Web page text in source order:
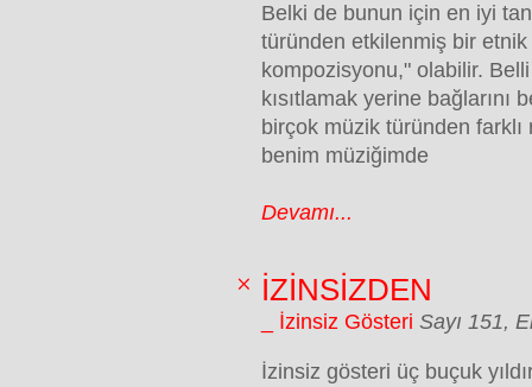
Belki de bunun için en iyi
türünden etkilenmiş bir
kompozisyonu," olabilir.
kısıtlamak yerine bağlarını
birçok müzik türünden
benim müziğimde
Devamı...
İZİNSİZDEN
_ İzinsiz Gösteri Sayı 151,
İzinsiz gösteri üç buçuk